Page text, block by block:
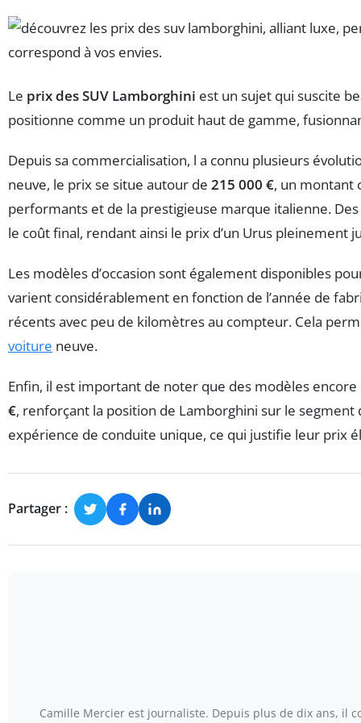
Le prix des SUV Lamborghini est un sujet qui suscite
positionne comme un produit haut de gamme,
Depuis sa commercialisation, l a connu plusieurs
neuve, le prix se situe autour de 215 000 €, un montant
performants et de la prestigieuse marque italienne.
le coût final, rendant ainsi le prix d’un Urus
Les modèles d’occasion sont également disponibles
varient considérablement en fonction de l’année de
récents avec peu de kilomètres au compteur. Cela
voiture neuve.
Enfin, il est important de noter que des modèles
€, renforçant la position de Lamborghini sur le segment
expérience de conduite unique, ce qui justifie leur prix
Partager :
Camille Mercier est journaliste. Depuis plus de dix ans, il